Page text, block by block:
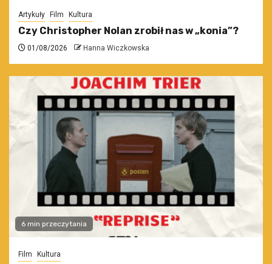
Artykuły Film Kultura
Czy Christopher Nolan zrobił nas w „konia”?
01/08/2026 Hanna Wiczkowska
6 min przeczytania
Film Kultura